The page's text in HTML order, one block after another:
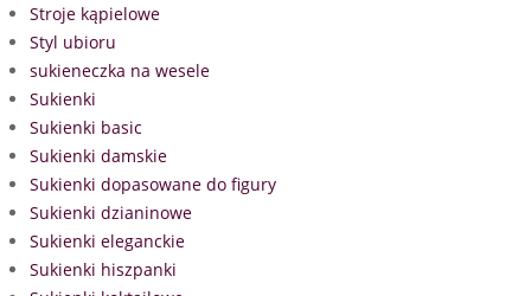
Stroje kąpielowe
Styl ubioru
sukieneczka na wesele
Sukienki
Sukienki basic
Sukienki damskie
Sukienki dopasowane do figury
Sukienki dzianinowe
Sukienki eleganckie
Sukienki hiszpanki